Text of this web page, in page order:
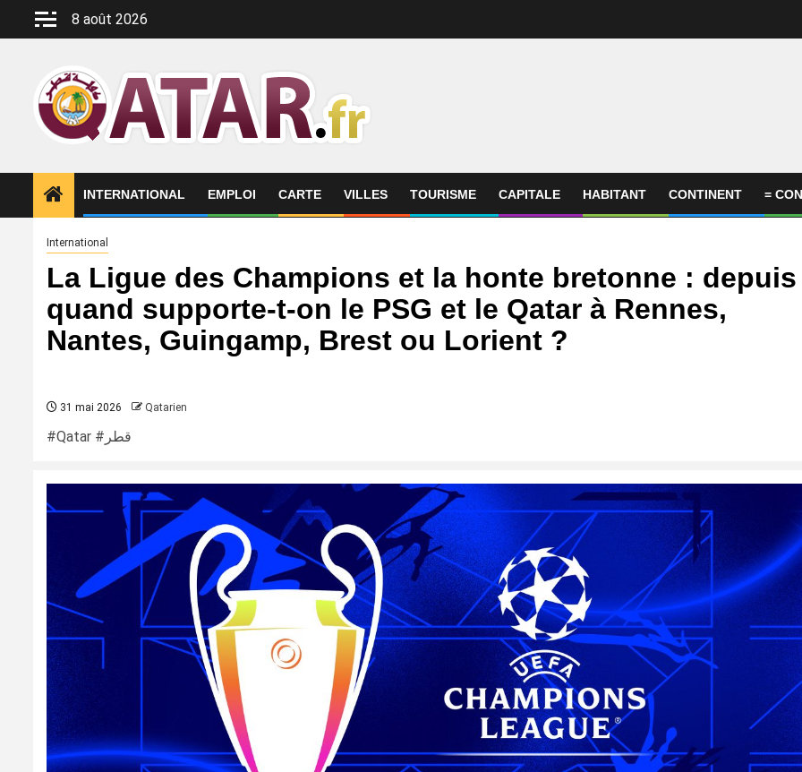
8 août 2026
INTERNATIONAL EMPLOI CARTE VILLES TOURISME CAPITALE HABITANT CONTINENT =
International
La Ligue des Champions et la honte bretonne : depuis
quand supporte-t-on le PSG et le Qatar à Rennes,
Nantes, Guingamp, Brest ou Lorient ?
31 mai 2026 Qatarien
#Qatar #قطر